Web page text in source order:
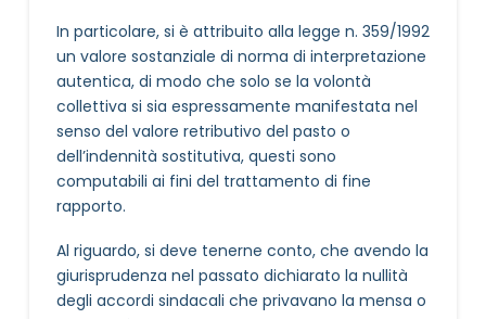
In particolare, si è attribuito alla legge n. 359/1992
un valore sostanziale di norma di interpretazione
autentica, di modo che solo se la volontà
collettiva si sia espressamente manifestata nel
senso del valore retributivo del pasto o
dell’indennità sostitutiva, questi sono
computabili ai fini del trattamento di fine
rapporto.
Al riguardo, si deve tenerne conto, che avendo la
giurisprudenza nel passato dichiarato la nullità
degli accordi sindacali che privavano la mensa o